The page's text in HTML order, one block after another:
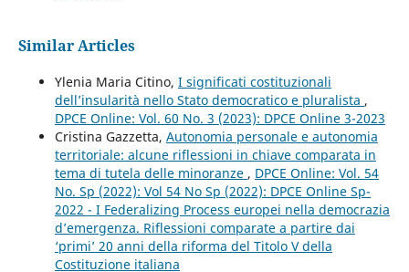
Similar Articles
Ylenia Maria Citino, I significati costituzionali
dell’insularità nello Stato democratico e pluralista ,
DPCE Online: Vol. 60 No. 3 (2023): DPCE Online 3-2023
Cristina Gazzetta, Autonomia personale e autonomia
territoriale: alcune riflessioni in chiave comparata in
tema di tutela delle minoranze , DPCE Online: Vol. 54
No. Sp (2022): Vol 54 No Sp (2022): DPCE Online Sp-
2022 - I Federalizing Process europei nella democrazia
d’emergenza. Riflessioni comparate a partire dai
‘primi’ 20 anni della riforma del Titolo V della
Costituzione italiana